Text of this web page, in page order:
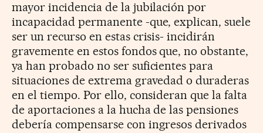
mayor incidencia de la jubilación por
incapacidad permanente -que, explican, suele
ser un recurso en estas crisis- incidirán
gravemente en estos fondos que, no obstante,
ya han probado no ser suficientes para
situaciones de extrema gravedad o duraderas
en el tiempo. Por ello, consideran que la falta
de aportaciones a la hucha de las pensiones
debería compensarse con ingresos derivados